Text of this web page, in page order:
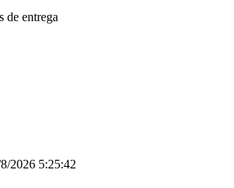
de entrega
2026 5:25:42